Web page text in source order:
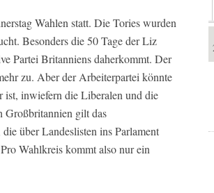
Wahlen statt. Die Tories wurden
Besonders die 50 Tage der Liz
Partei Britanniens daherkommt. Der
zu. Aber der Arbeiterpartei könnte
inwiefern die Liberalen und die
Großbritannien gilt das
über Landeslisten ins Parlament
Wahlkreis kommt also nur ein